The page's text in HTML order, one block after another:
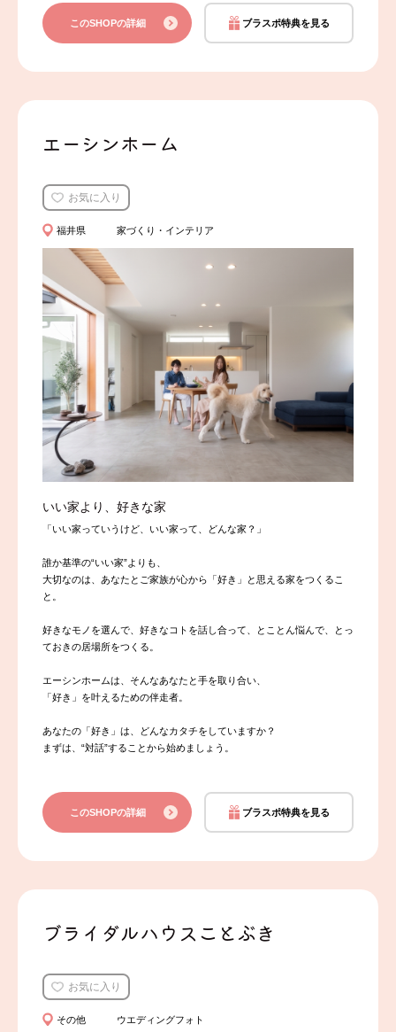
このSHOPの詳細 ブラスポ特典を見る
エーシンホーム
お気に入り
福井県 家づくり・インテリア
いい家より、好きな家
「いい家っていうけど、いい家って、どんな家？」
誰か基準の“いい家”よりも、
大切なのは、あなたとご家族が心から「好き」と思える家をつくるこ
と。
好きなモノを選んで、好きなコトを話し合って、とことん悩んで、とっ
ておきの居場所をつくる。
エーシンホームは、そんなあなたと手を取り合い、
「好き」を叶えるための伴走者。
あなたの「好き」は、どんなカタチをしていますか？
まずは、“対話”することから始めましょう。
このSHOPの詳細 ブラスポ特典を見る
ブライダルハウスことぶき
お気に入り
その他 ウエディングフォト